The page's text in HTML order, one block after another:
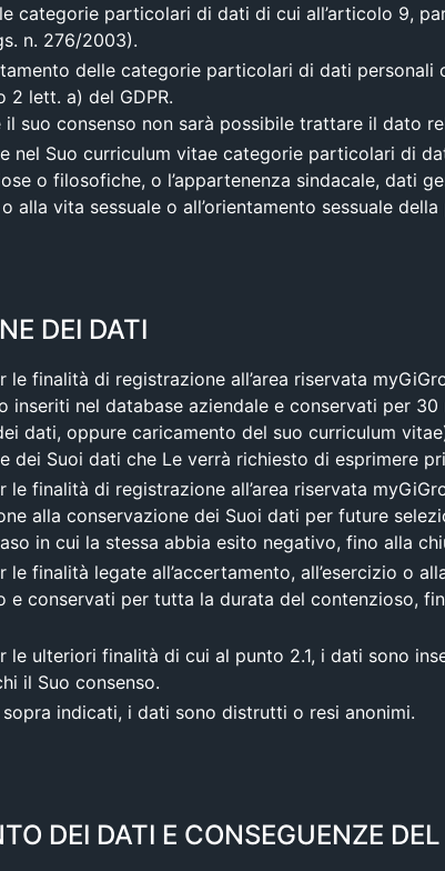
categorie particolari di dati di cui all’articolo 9,
n. 276/2003).
delle categorie particolari di dati
lett. a) del GDPR.
suo consenso non sarà possibile trattare il dato
nel Suo curriculum vitae categorie particolari di
o filosofiche, o l’appartenenza sindacale, dati
alla vita sessuale o all’orientamento sessuale della
DEI DATI
finalità di registrazione all’area riservata
inseriti nel database aziendale e conservati per
dati, oppure caricamento del suo curriculum
dei Suoi dati che Le verrà richiesto di esprimere
finalità di registrazione all’area riservata
alla conservazione dei Suoi dati per future
in cui la stessa abbia esito negativo, fino alla
finalità legate all’accertamento, all’esercizio o
conservati per tutta la durata del contenzioso,
ulteriori finalità di cui al punto 2.1, i dati sono
il Suo consenso.
indicati, i dati sono distrutti o resi anonimi.
DEI DATI E CONSEGUENZE